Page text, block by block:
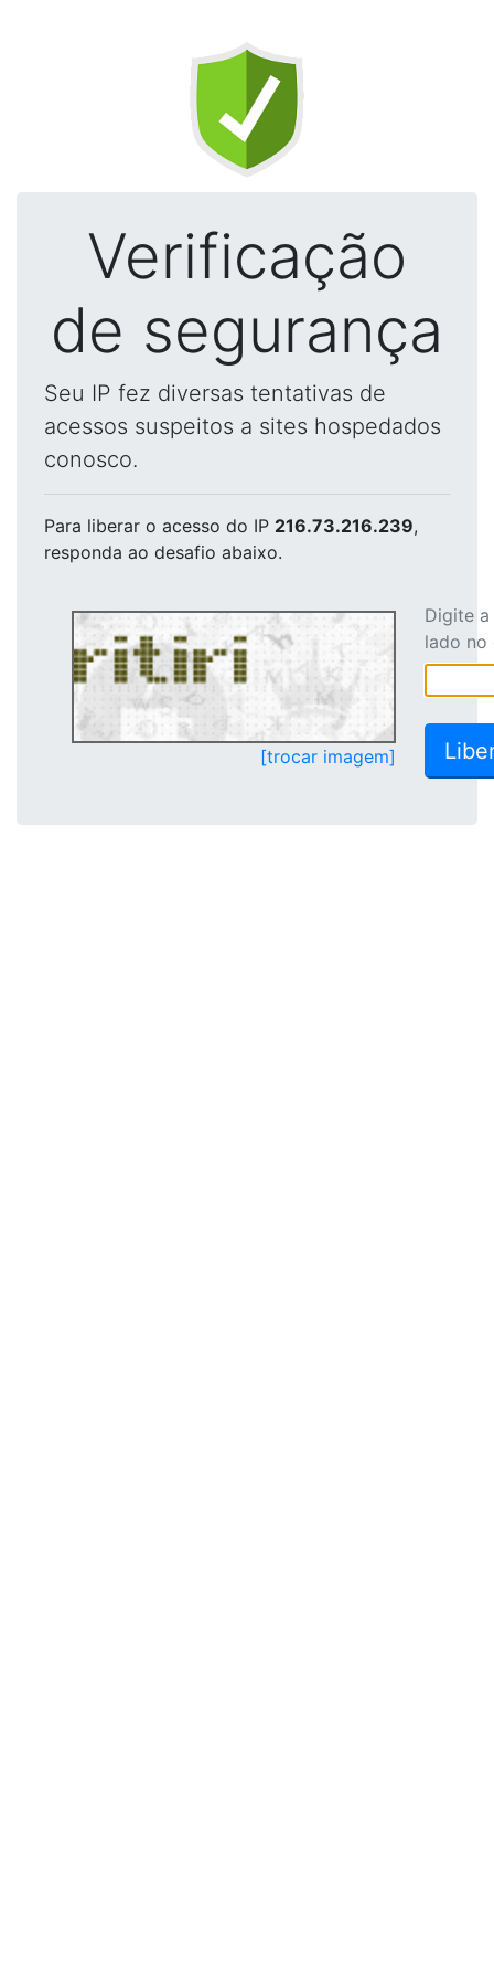
Verificação
de segurança
Seu IP fez diversas tentativas de
acessos suspeitos a sites hospedados
conosco.
Para liberar o acesso do IP 216.73.216.239,
responda ao desafio abaixo.
[trocar imagem]
Digite
lado no